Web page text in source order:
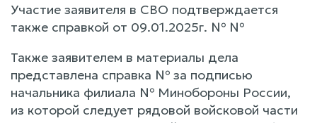
Участие заявителя в СВО подтверждается
также справкой от 09.01.2025г. № №
Также заявителем в материалы дела
представлена справка № за подписью
начальника филиала № Минобороны России,
из которой следует рядовой войсковой части